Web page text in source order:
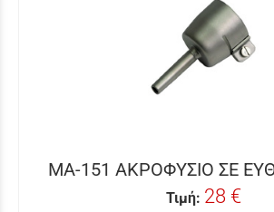
MA-151 ΑΚΡΟΦΥΣΙΟ ΣΕ
Τιμή: 28 €